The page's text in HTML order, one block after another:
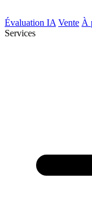
Évaluation IA Vente À
Services